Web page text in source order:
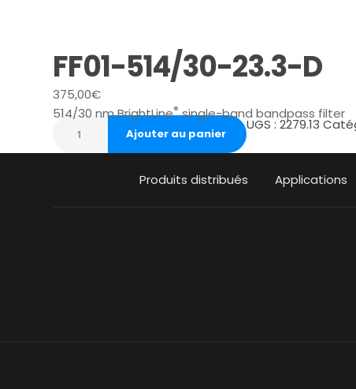
FF01-514/30-23.3-D
375,00€
514/30 nm BrightLine®single-band bandpass filter
Ajouter au panier
UGS : 2279.13
Produits distribués Applications